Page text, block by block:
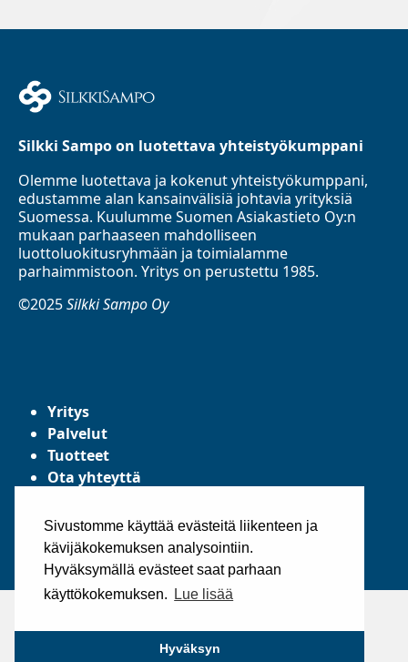
Sivustomme käyttää evästeitä liikenteen ja
kävijäkokemuksen analysointiin.
Hyväksymällä evästeet saat parhaan
käyttökokemuksen.
Lue lisää
Hyväksyn
Silkki Sampo on luotettava yhteistyökumppani
Olemme luotettava ja kokenut yhteistyökumppani,
edustamme alan kansainvälisiä johtavia yrityksiä
Suomessa. Kuulumme Suomen Asiakastieto Oy:n
mukaan parhaaseen mahdolliseen
luottoluokitusryhmään ja toimialamme
parhaimmistoon. Yritys on perustettu 1985.
©2025Silkki Sampo Oy
Yritys
Palvelut
Tuotteet
Ota yhteyttä
Yleiset toimitusehdot